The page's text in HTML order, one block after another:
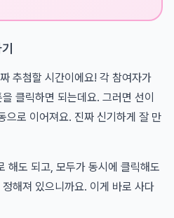
추첨할 시간이에요! 각 참여자가
클릭하면 되는데요. 그러면 선이
으로 이어져요. 진짜 신기하게 잘 만
해도 되고, 모두가 동시에 클릭해도
해져 있으니까요. 이게 바로 사다